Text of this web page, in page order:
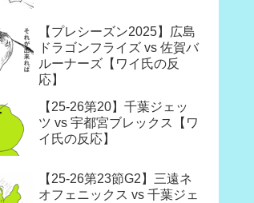
【プレシーズン2025】広島
ドラゴンフライズ vs 佐賀バ
ルーナーズ【ワイ氏の反
応】
【25-26第20】千葉ジェッ
ツ vs 宇都宮ブレックス【ワ
イ氏の反応】
【25-26第23節G2】三遠ネ
オフェニックス vs 千葉ジェ